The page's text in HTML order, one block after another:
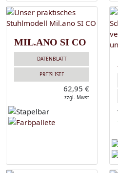
MIL.ANO SI CO
DATENBLATT
PREISLISTE
62,95 €
zzgl. Mwst